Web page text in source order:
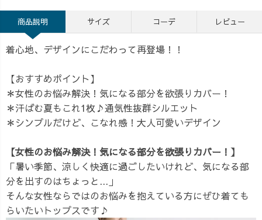
商品説明 サイズ コーデ レビュー
着心地、デザインにこだわって再登場！！
【おすすめポイント】
＊女性のお悩み解決！気になる部分を欲張りカバー！
＊汗ばむ夏もこれ1枚♪通気性抜群シルエット
＊シンプルだけど、こなれ感！大人可愛いデザイン
【女性のお悩み解決！気になる部分を欲張りカバー！】
「暑い季節、涼しく快適に過ごしたいけれど、気になる部
分を出すのはちょっと...」
そんな女性ならではのお悩みを抱えている方にぜひ着ても
らいたいトップスです♪